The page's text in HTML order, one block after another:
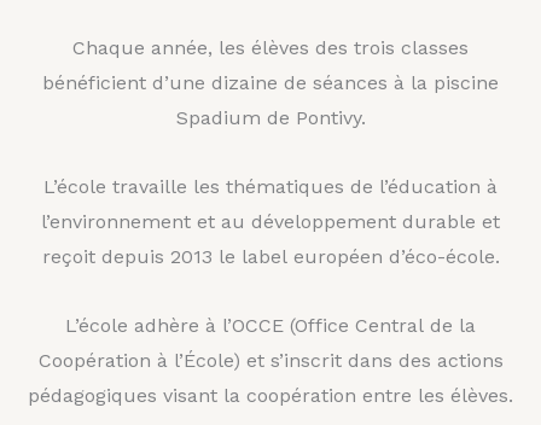
Chaque année, les élèves des trois classes
bénéficient d’une dizaine de séances à la piscine
Spadium de Pontivy.
L’école travaille les thématiques de l’éducation à
l’environnement et au développement durable et
reçoit depuis 2013 le label européen d’éco-école.
L’école adhère à l’OCCE (Office Central de la
Coopération à l’École) et s’inscrit dans des actions
pédagogiques visant la coopération entre les élèves.